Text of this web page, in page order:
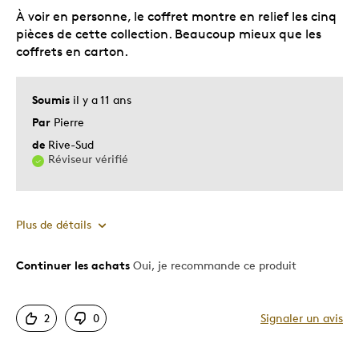
Décrivez-vous
Chasseur d'aubaines, Guidé par la
Soumis il y a 11 ans
Par Pierre
de Rive-Sud
Réviseur vérifié
À voir en personne, le coffret montre en relief les cinq
pièces de cette collection. Beaucoup mieux que les
coffrets en carton.
Plus de détails
Le pour
Motif attrayant
Continuer les achats Oui, je recommande ce produit
2 0 Signaler un avis